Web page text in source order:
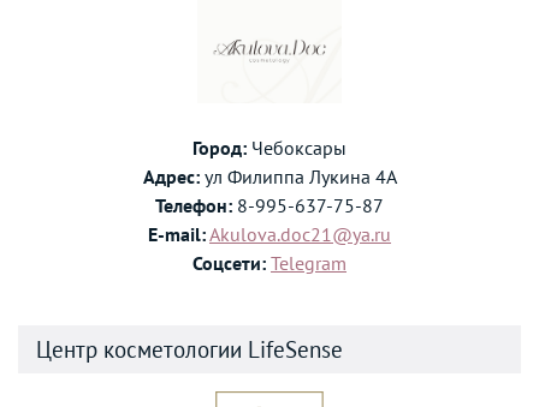
Город: Чебоксары
Адрес:ул Филиппа Лукина 4А
Телефон: 8-995-637-75-87
E-mail:Akulova.doc21@ya.ru
Соцсети: Telegram
Центр косметологии LifeSense